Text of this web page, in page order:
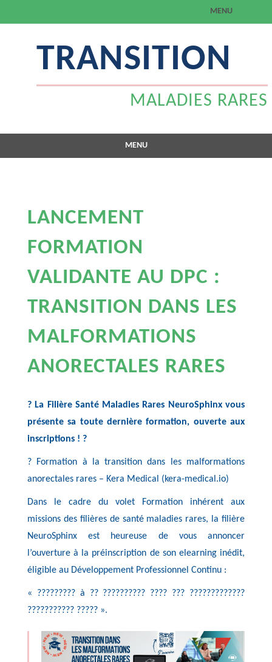
MENU
TRANSITION
MALADIES RARES
MENU
LANCEMENT
FORMATION
VALIDANTE AU DPC :
TRANSITION DANS LES
MALFORMATIONS
ANORECTALES RARES
? La Filière Santé Maladies Rares NeuroSphinx vous
présente sa toute dernière formation, ouverte aux
inscriptions ! ?
? Formation à la transition dans les malformations
anorectales rares – Kera Medical (kera-medical.io)
Dans le cadre du volet Formation inhérent aux
missions des filières de santé maladies rares, la filière
NeuroSphinx est heureuse de vous annoncer
l’ouverture à la préinscription de son elearning inédit,
éligible au Développement Professionnel Continu :
« ????????? à ?? ?????????? ???? ??? ?????????????
??????????? ????? ».